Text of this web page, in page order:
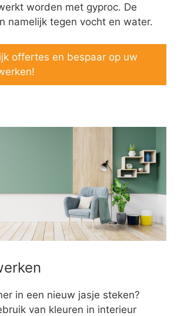
worden met gyproc. De
namelijk tegen vocht en water.
offertes en bespaar op uw
in een nieuw jasje steken?
van kleuren in interieur